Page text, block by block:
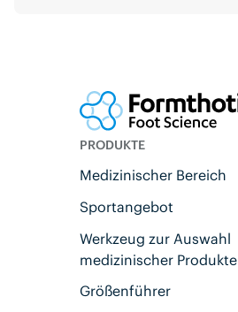
PRODUKTE
Medizinischer Bereich
Sportangebot
Werkzeug zur Auswahl
medizinischer Produkte
Größenführer